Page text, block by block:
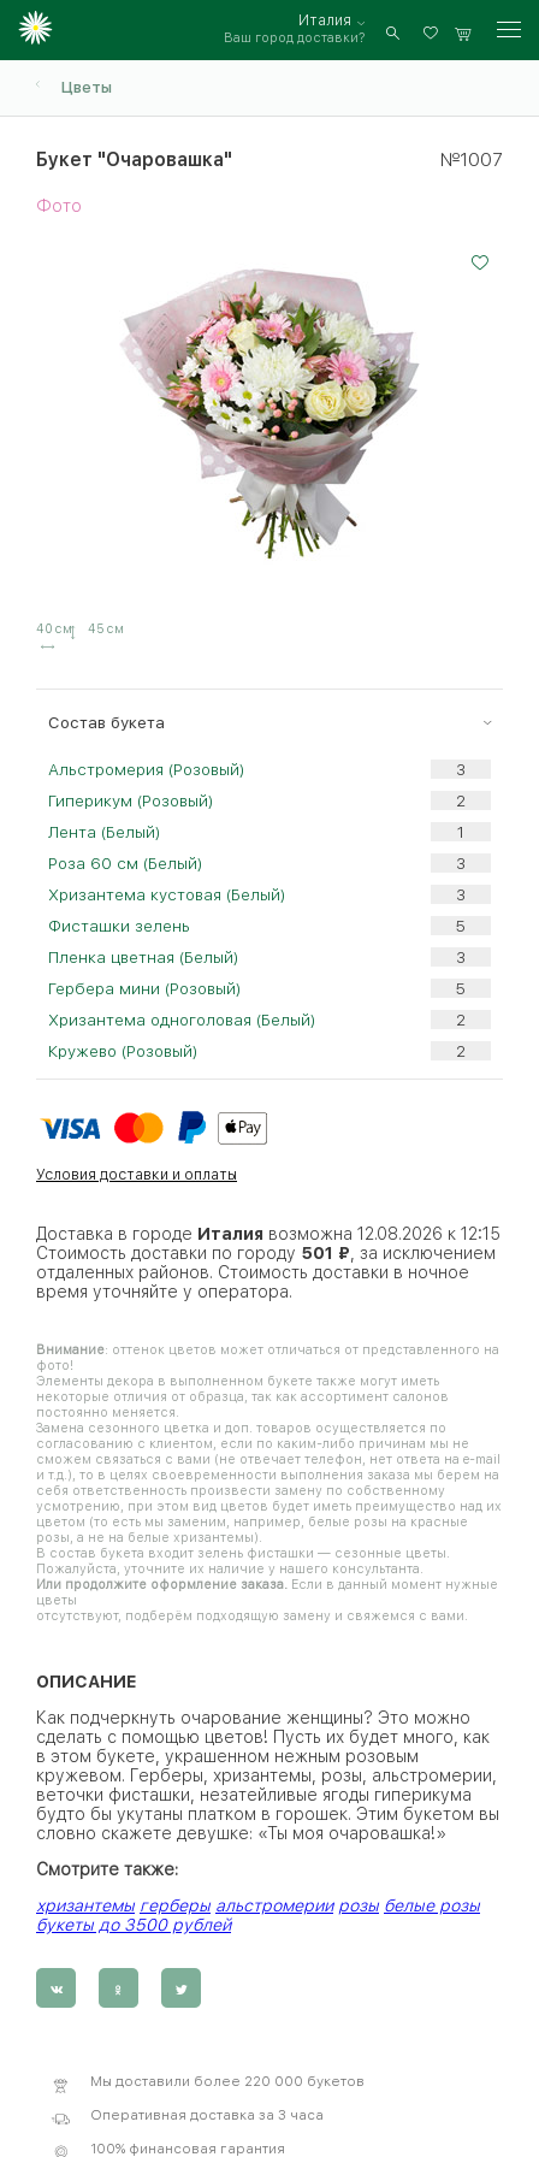
Италия
Ваш город доставки? Войти
Цветы
Букет "Очаровашка" №1007
Фото
40 см 45 см
Cостав букета
Альстромерия (Розовый)
Гиперикум (Розовый)
Лента (Белый)
Роза 60 см (Белый)
Хризантема кустовая (Белый)
Фисташки зелень
Пленка цветная (Белый)
Гербера мини (Розовый)
Хризантема одноголовая (Белый)
Кружево (Розовый)
Условия доставки и оплаты
Доставка в городе Италия возможна 12.08.2026 к 12:15
Стоимость доставки по городу 501 ₽ , за исключением
отдаленных районов. Стоимость доставки в ночное
время уточняйте у оператора.
Внимание: оттенок цветов может отличаться от представленного на
фото!
Элементы декора в выполненном букете также могут иметь
некоторые отличия от образца, так как ассортимент салонов
постоянно меняется.
Замена сезонного цветка и доп. товаров осуществляется по
согласованию с клиентом, если по каким-либо причинам мы не
сможем связаться с вами (не отвечает телефон, нет ответа на e-mail
и т.д.), то в целях своевременности выполнения заказа мы берем на
себя ответственность произвести замену по собственному
усмотрению, при этом вид цветов будет иметь преимущество над их
цветом (то есть мы заменим, например, белые розы на красные
розы, а не на белые хризантемы).
В состав букета входит зелень фисташки — сезонные цветы.
Пожалуйста, уточните их наличие у нашего консультанта.
Или продолжите оформление заказа. Если в данный момент нужные
цветы
отсутствуют, подберём подходящую замену и свяжемся с вами.
ОПИСАНИЕ
Как подчеркнуть очарование женщины? Это можно
сделать с помощью цветов! Пусть их будет много, как
в этом букете, украшенном нежным розовым
кружевом. Герберы, хризантемы, розы, альстромерии,
веточки фисташки, незатейливые ягоды гиперикума
будто бы укутаны платком в горошек. Этим букетом вы
словно скажете девушке: «Ты моя очаровашка!»
Смотрите также:
хризантемы герберы альстромерии розы белые розы
букеты до 3500 рублей
Мы доставили более 220 000 букетов
Оперативная доставка за 3 часа
100% финансовая гарантия